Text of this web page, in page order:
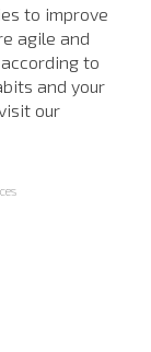
to improve
agile and
to
and your
our